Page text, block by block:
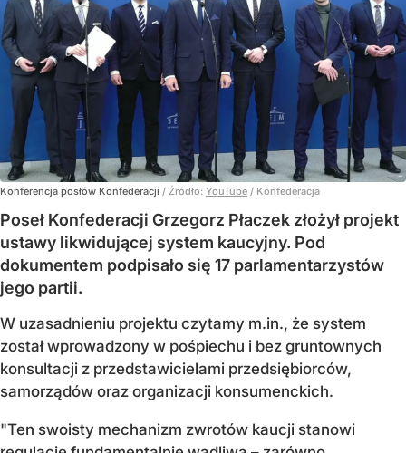
Konferencja posłów Konfederacji / Źródło: YouTube / Konfederacja
Poseł Konfederacji Grzegorz Płaczek złożył projekt
ustawy likwidującej system kaucyjny. Pod
dokumentem podpisało się 17 parlamentarzystów
jego partii.
W uzasadnieniu projektu czytamy m.in., że system
został wprowadzony w pośpiechu i bez gruntownych
konsultacji z przedstawicielami przedsiębiorców,
samorządów oraz organizacji konsumenckich.
"Ten swoisty mechanizm zwrotów kaucji stanowi